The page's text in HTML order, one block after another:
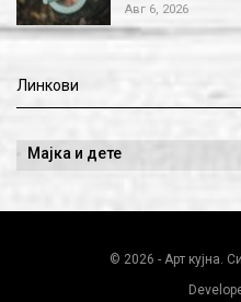
Авг 6, 2026
Линкови
Мајка и дете
© 2026 - Арт кујна.